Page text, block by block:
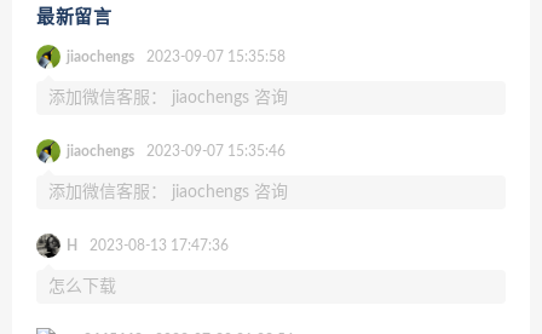
最新留言
jiaochengs 2023-09-07 15:35:58
添加微信客服： jiaochengs 咨询
jiaochengs 2023-09-07 15:35:46
添加微信客服： jiaochengs 咨询
H 2023-08-13 17:47:36
怎么下载